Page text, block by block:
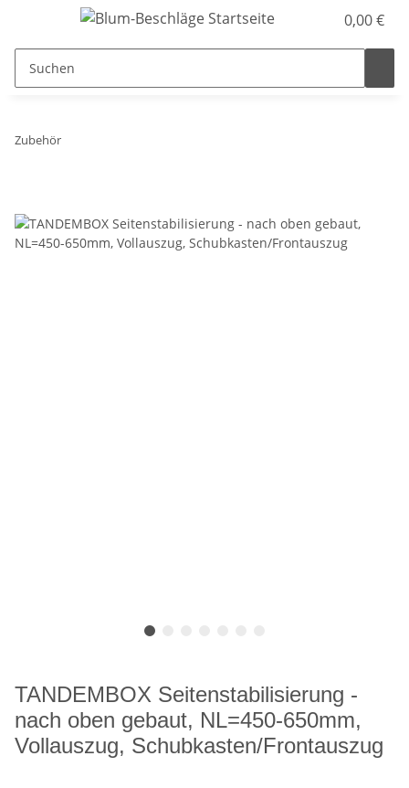
0,00 €
Zubehör
TANDEMBOX Seitenstabilisierung -
nach oben gebaut, NL=450-650mm,
Vollauszug, Schubkasten/Frontauszug